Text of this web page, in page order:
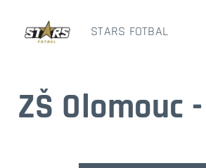
STARS FOTBAL
ZŠ Olomouc